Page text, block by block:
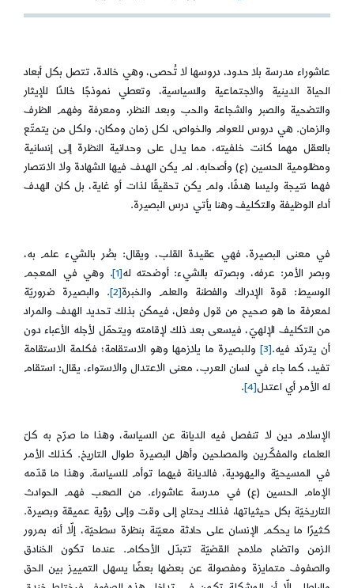
العقل
مدرسة
عاشوراء
عاشوراء مدرسة بلا حدود، دروسها لا تُحصى، وهي خالدة، تتصل بكل أبعاد
الحياة الدينية والاجتماعية والسياسية، وتعطي نموذجًا خالدًا للإيثار
والتضحية والصبر والشجاعة والحب وبعد النظر، ومعرفة وفهم الظرف
والزمان. هي دروس للعوام والخواص، لكل زمان ومكان، ولكل من يتمتّع
بالعقل مهما كانت خلفيته، مما يدل على وحدانية النظرة إلى إنسانية
ومظلومية الحسين (ع) وأصحابه. لم يكن الهدف فيها الشهادة ولا الانتصار
فهما نتيجة وليسا هدفًا، ولم يكن تحقيقًا لذات أو غاية، بل كان الهدف
أداء الوظيفة والتكليف وهنا يأتي درس البصيرة.
في معنى البصيرة، فهي عقيدة القلب، ويقال: بصُر بالشيء علم به،
وبصر الأمر: عرفه، وبصرته بالشيء: أوضحته له[1] . وهي في المعجم
الوسيط: قوة الإدراك والفطنة والعلم والخبرة[2]
. والبصيرة ضروريّة
لمعرفة ما هو صحيح من قول وفعل، فيمكن بذلك تحديد الهدف والمراد
من التكليف الإلهيّ، فيسعى بعد ذلك لإقامته ويتحمّل لأجله الأعباء دون
أن يتردّد فيه.[3]
وللبصيرة ما يلازمها وهو الاستقامة؛ فكلمة الاستقامة
تفيد، كما جاء في لسان العرب، معنى الاعتدال والاستواء، يقال: استقام
له الأمر أي اعتدل[4]
.
الإسلام دين لا تنفصل فيه الديانة عن السياسة، وهذا ما صرّح به كلّ
العلماء والمفكّرين والمصلحين وأهل البصيرة طوال التاريخ. كذلك الأمر
في المسيحيّة واليهودية، فالديانة فيهما توأم للسياسة. وهذا ما قدّمه
الإمام الحسين (ع) في مدرسة عاشوراء. من الصعب فهم الحوادث
التاريخيّة بكل حيثياتها، فذلك يحتاج إلى وقت وإلى رؤية عميقة وبصيرة.
كثيرًا ما يحكم الإنسان على حادثة معيّنة بنظرة سطحيّة، إلّا أنه بمرور
الزمن واتضاح ملامح القضيّة تتبدّل الأحكام. عندما تكون الخنادق
والصفوف متمايزة ومفصولة عن بعضها بعضًا يسهل التمييز بين الحق